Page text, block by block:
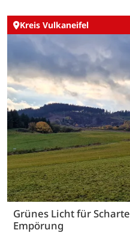
Kreis Vulkaneifel
Grünes Licht für
Empörung